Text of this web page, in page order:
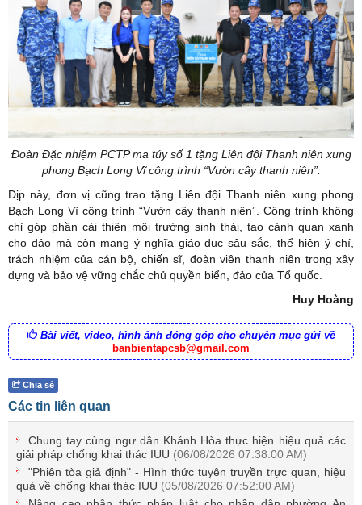
Đoàn Đặc nhiệm PCTP ma túy số 1 tặng Liên đội Thanh niên xung
phong Bạch Long Vĩ công trình “Vườn cây thanh niên”.
Dịp này, đơn vị cũng trao tặng Liên đội Thanh niên xung phong
Bạch Long Vĩ công trình “Vườn cây thanh niên”. Công trình không
chỉ góp phần cải thiện môi trường sinh thái, tạo cảnh quan xanh
cho đảo mà còn mang ý nghĩa giáo dục sâu sắc, thể hiện ý chí,
trách nhiệm của cán bộ, chiến sĩ, đoàn viên thanh niên trong xây
dựng và bảo vệ vững chắc chủ quyền biển, đảo của Tổ quốc.
Huy Hoàng
Bài viết, video, hình ảnh đóng góp cho chuyên mục gửi về
banbientapcsb@gmail.com
Chia sẻ
Các tin liên quan
Chung tay cùng ngư dân Khánh Hòa thực hiện hiệu quả các
giải pháp chống khai thác IUU (06/08/2026 07:38:00 AM)
"Phiên tòa giả định" - Hình thức tuyên truyền trực quan, hiệu
quả về chống khai thác IUU (05/08/2026 07:52:00 AM)